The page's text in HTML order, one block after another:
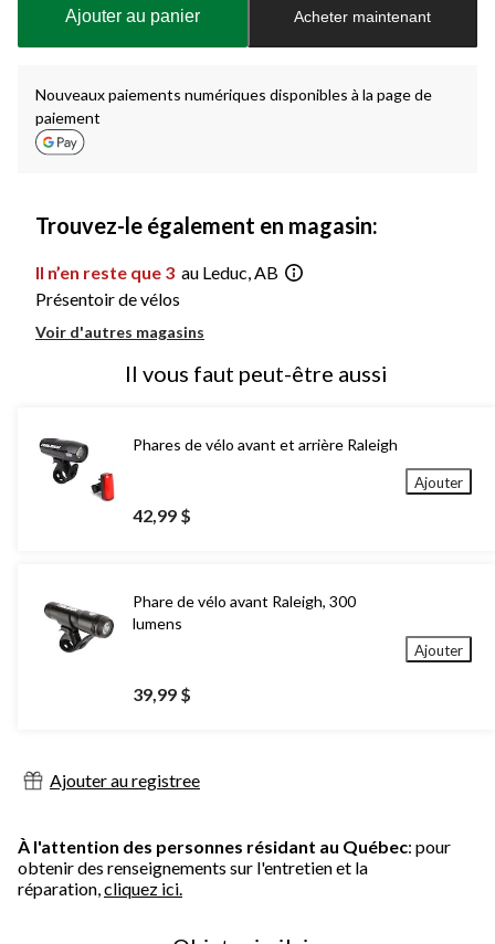
à
Ajouter au panier Acheter maintenant
Nouveaux paiements numériques disponibles à la page de
paiement
Trouvez-le également en magasin:
Il n’en reste que 3 au Leduc, AB
Présentoir de vélos
Voir d'autres magasins
Il vous faut peut-être aussi
Phares de vélo avant et arrière Raleigh
42,99 $
Ajouter
Phare de vélo avant Raleigh, 300
lumens
39,99 $
Ajouter
Ajouter au registree
À l'attention des personnes résidant au Québec: pour
obtenir des renseignements sur l'entretien et la
réparation,cliquez ici.